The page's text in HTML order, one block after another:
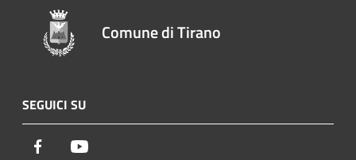
Comune di Tirano
SEGUICI SU
Facebook